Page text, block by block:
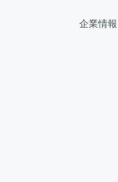
企業情報